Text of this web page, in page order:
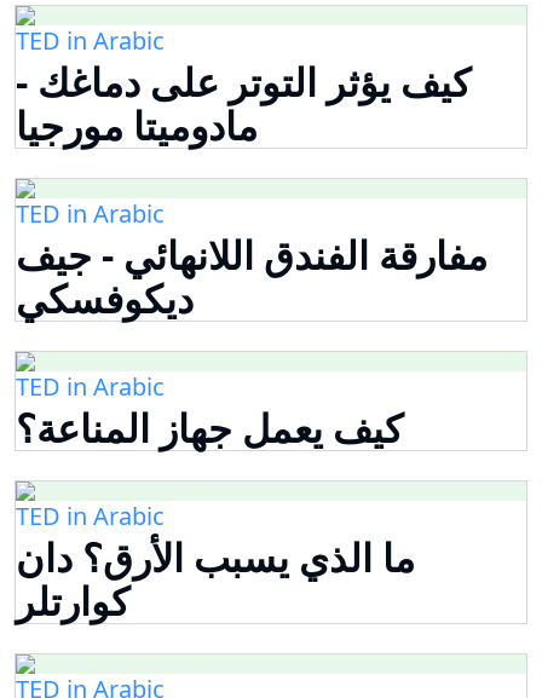
TED in Arabic
كيف يؤثر التوتر على دماغك -
مادوميتا مورجيا
TED in Arabic
مفارقة الفندق اللانهائي - جيف
ديكوفسكي
TED in Arabic
كيف يعمل جهاز المناعة؟
TED in Arabic
ما الذي يسبب الأرق؟ دان
كوارتلر
TED in Arabic